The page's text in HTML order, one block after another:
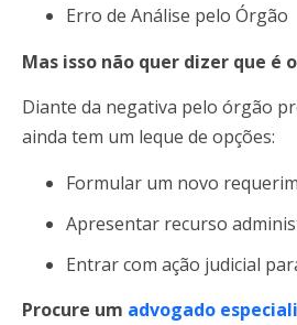
Erro de Análise pelo Órgão
Mas isso não quer dizer que é
Diante da negativa pelo órgão
ainda tem um leque de opções:
Formular um novo
Apresentar recurso
Entrar com ação judicial
Procure um advogado